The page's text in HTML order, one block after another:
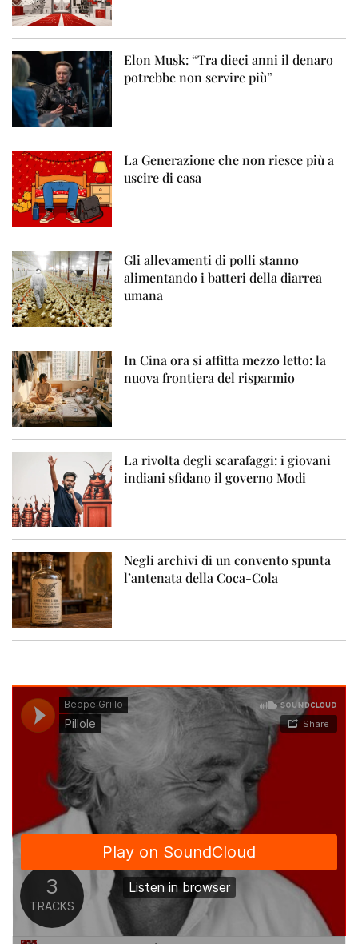
Elon Musk: “Tra dieci anni il denaro
potrebbe non servire più”
La Generazione che non riesce più a
uscire di casa
Gli allevamenti di polli stanno
alimentando i batteri della diarrea
umana
In Cina ora si affitta mezzo letto: la
nuova frontiera del risparmio
La rivolta degli scarafaggi: i giovani
indiani sfidano il governo Modi
Negli archivi di un convento spunta
l’antenata della Coca-Cola